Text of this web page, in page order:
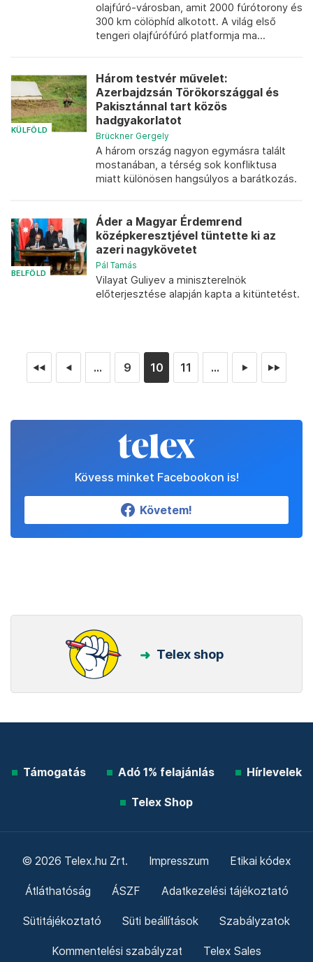
olajfúró-városban, amit 2000 fúrótorony és
300 km cölöphíd alkotott. A világ első
tengeri olajfúrófúró platformja ma...
KÜLFÖLD
Három testvér művelet:
Azerbajdzsán Törökországgal és
Pakisztánnal tart közös
hadgyakorlatot
Brückner Gergely
A három ország nagyon egymásra talált
mostanában, a térség sok konfliktusa
miatt különösen hangsúlyos a barátkozás.
BELFÖLD
Áder a Magyar Érdemrend
középkeresztjével tüntette ki az
azeri nagykövetet
Pál Tamás
Vilayat Guliyev a miniszterelnök
előterjesztése alapján kapta a kitüntetést.
◄◄ ◄ ... 9 10 11 ... ► ►►
Kövess minket Facebookon is!
Követem!
Telex shop
Támogatás Adó 1% felajánlás Hírlevelek
Telex Shop
© 2026 Telex.hu Zrt. Impresszum Etikai kódex
Átláthatóság ÁSZF Adatkezelési tájékoztató
Sütitájékoztató Süti beállítások Szabályzatok
Kommentelési szabályzat Telex Sales